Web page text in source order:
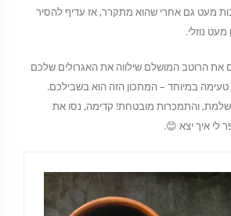
מעט גם אחרי שהוא מתקרר, אז עדיף להסיר
נוזלי.
הרוטב המושלם שילווה את האגרולים שלכם
טעימה במיוחד – המתכון הזה הוא בשבילכם.
והתמכרות מובטחת! קדימה, נסו את
לי איך יצא 😊.